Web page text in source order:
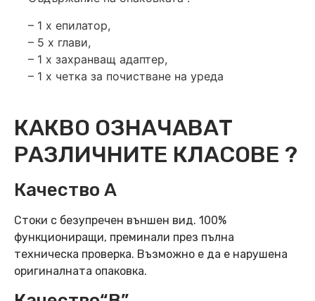
– 1 x епилатор,
– 5 x глави,
– 1 x захранващ адаптер,
– 1 x четка за почистване на уреда
КАКВО ОЗНАЧАВАТ
РАЗЛИЧНИТЕ КЛАСОВЕ ?
Качество А
Стоки с безупречен външен вид. 100%
функциониращи, преминали през пълна
техническа проверка. Възможно е да е нарушена
оригиналната опаковка.